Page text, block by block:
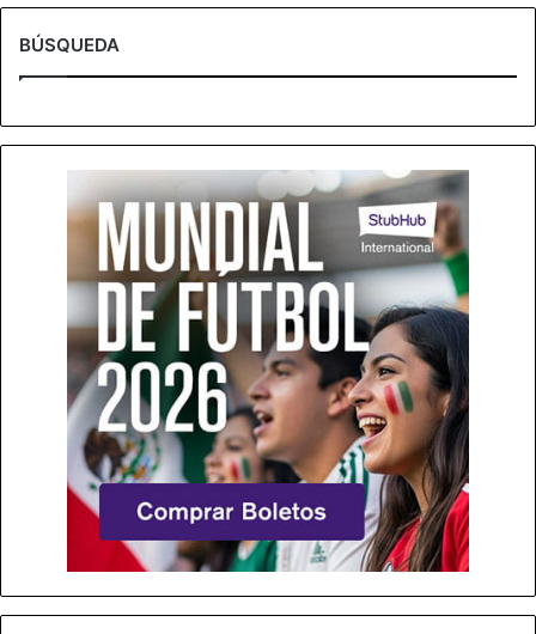
BÚSQUEDA